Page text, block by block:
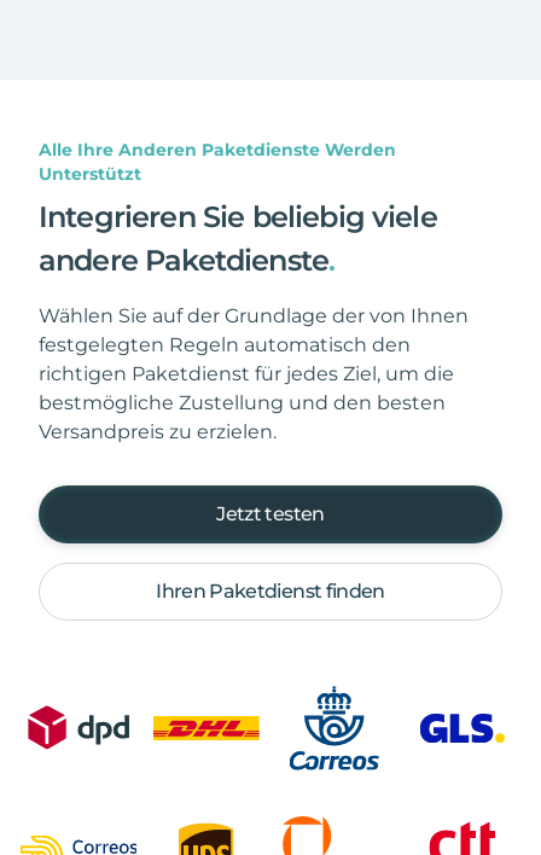
Alle Ihre Anderen Paketdienste Werden
Unterstützt
Integrieren Sie beliebig viele
andere Paketdienste.
Wählen Sie auf der Grundlage der von Ihnen
festgelegten Regeln automatisch den
richtigen Paketdienst für jedes Ziel, um die
bestmögliche Zustellung und den besten
Versandpreis zu erzielen.
Jetzt testen
Ihren Paketdienst finden